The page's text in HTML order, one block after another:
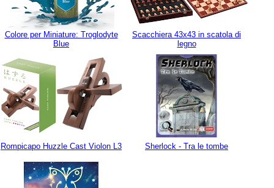
Colore per Miniature: Troglodyte
Blue
Scacchiera 43x43 in scatola di
legno
Rompicapo Huzzle Cast Violon L3 Sherlock - Tra le tombe